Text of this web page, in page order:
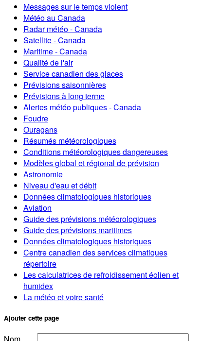
Messages sur le temps violent
Météo au Canada
Radar météo - Canada
Satellite - Canada
Maritime - Canada
Qualité de l'air
Service canadien des glaces
Prévisions saisonnières
Prévisions à long terme
Alertes météo publiques - Canada
Foudre
Ouragans
Résumés météorologiques
Conditions météorologiques dangereuses
Modèles global et régional de prévision
Astronomie
Niveau d'eau et débit
Données climatologiques historiques
Aviation
Guide des prévisions météorologiques
Guide des prévisions maritimes
Données climatologiques historiques
Centre canadien des services climatiques
répertoire
Les calculatrices de refroidissement éolien et
humidex
La météo et votre santé
Ajouter cette page